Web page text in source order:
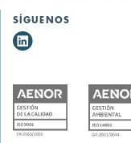
SÍGUENOS